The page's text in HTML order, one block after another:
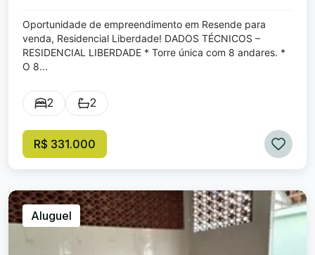
Oportunidade de empreendimento em Resende para
venda, Residencial Liberdade! DADOS TÉCNICOS –
RESIDENCIAL LIBERDADE * Torre única com 8 andares. *
O 8...
2 2
R$ 331.000
Aluguel